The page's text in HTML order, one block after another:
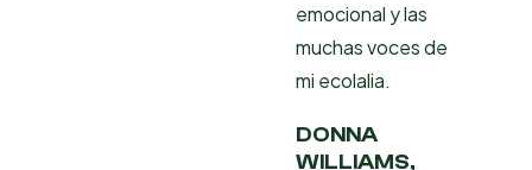
emocional y las
muchas voces de
mi ecolalia.
DONNA
WILLIAMS,